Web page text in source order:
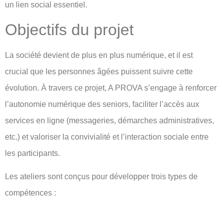
un lien social essentiel.
Objectifs du projet
La société devient de plus en plus numérique, et il est
crucial que les personnes âgées puissent suivre cette
évolution. À travers ce projet, A PROVA s’engage à renforcer
l’autonomie numérique des seniors, faciliter l’accès aux
services en ligne (messageries, démarches administratives,
etc.) et valoriser la convivialité et l’interaction sociale entre
les participants.
Les ateliers sont conçus pour développer trois types de
compétences :